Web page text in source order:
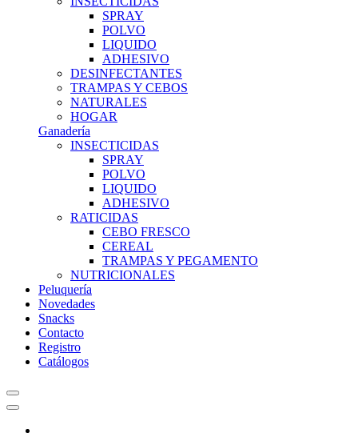
SPRAY
POLVO
LIQUIDO
ADHESIVO
DESINFECTANTES
TRAMPAS Y CEBOS
NATURALES
HOGAR
Ganadería
INSECTICIDAS
SPRAY
POLVO
LIQUIDO
ADHESIVO
RATICIDAS
CEBO FRESCO
CEREAL
TRAMPAS Y PEGAMENTO
NUTRICIONALES
Peluquería
Novedades
Snacks
Contacto
Registro
Catálogos